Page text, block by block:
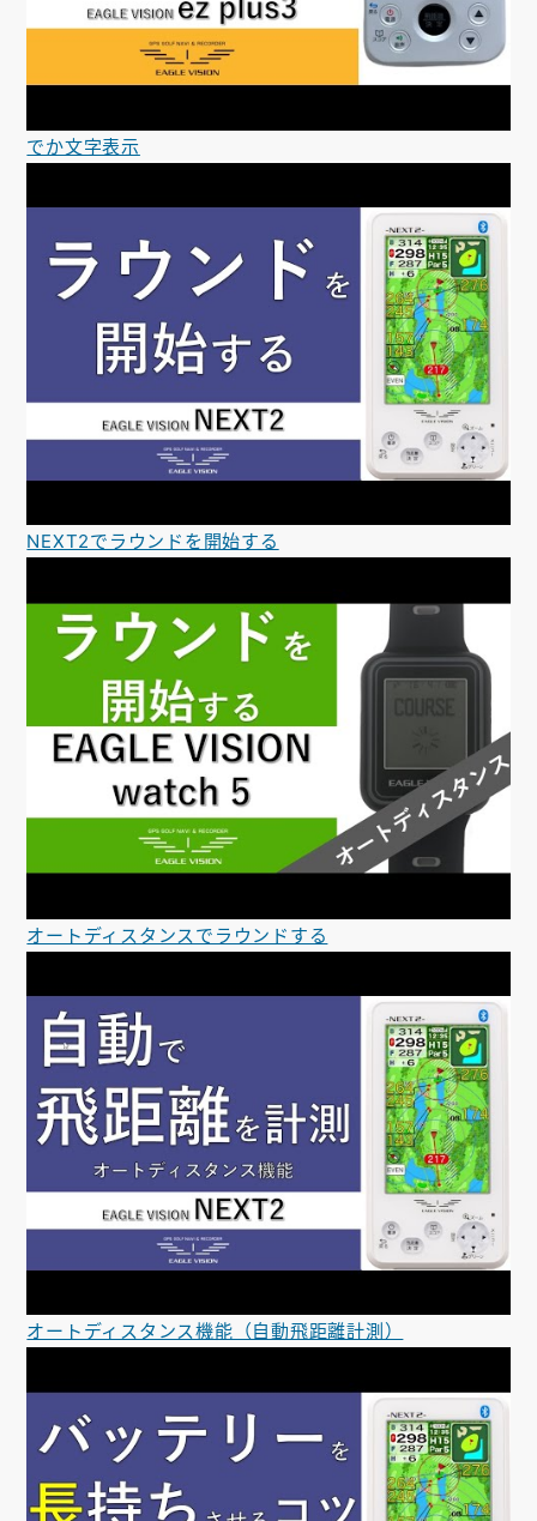
でか文字表示
NEXT2でラウンドを開始する
オートディスタンスでラウンドする
オートディスタンス機能（自動飛距離計測）